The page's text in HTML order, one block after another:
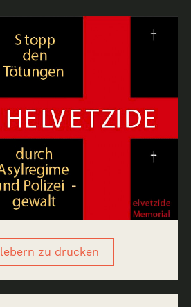
zu drucken